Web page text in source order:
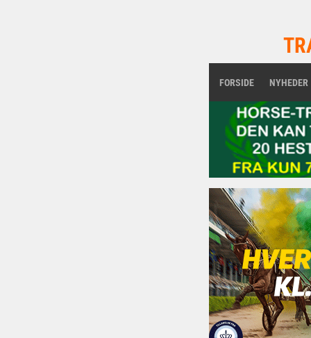
FORSIDE NYHEDER